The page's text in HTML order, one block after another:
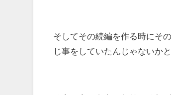
そしてその続編を作る時にそ
じ事をしていたんじゃないか